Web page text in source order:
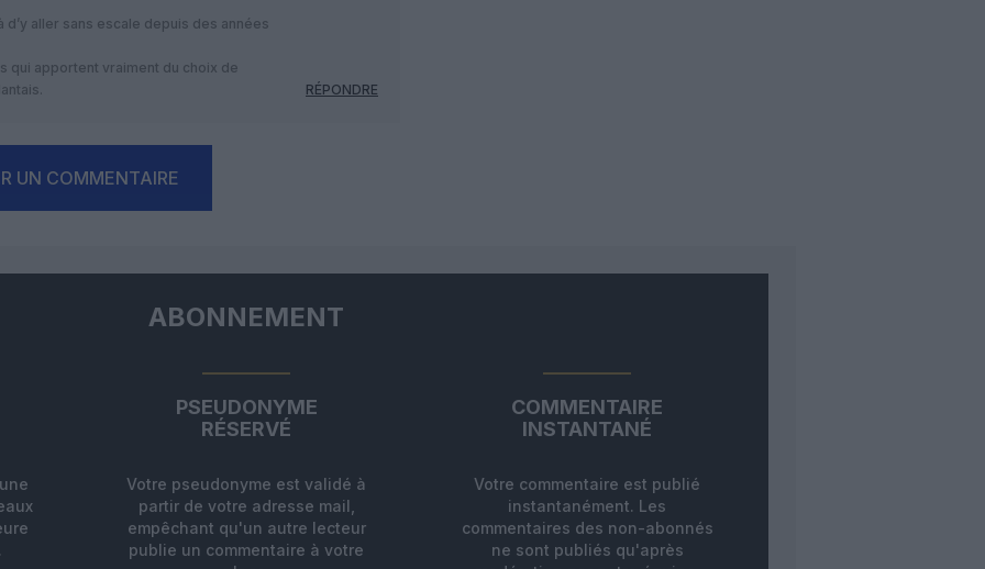
aller sans escale depuis des années
qui apportent vraiment du choix de
RÉPONDRE
UN COMMENTAIRE
ABONNEMENT
PSEUDONYME
RÉSERVÉ
Votre pseudonyme est validé à
partir de votre adresse mail,
empêchant qu'un autre lecteur
publie un commentaire à votre
COMMENTAIRE
INSTANTANÉ
Votre commentaire est publié
instantanément. Les
commentaires des non-abonnés
ne sont publiés qu'après